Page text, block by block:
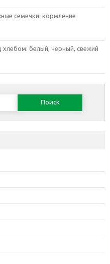
семечки: кормление
белый, черный, свежий